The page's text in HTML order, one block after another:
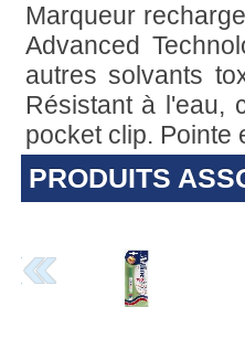
Marqueur
Advanced
autres solvants
Résistant à l'eau,
pocket clip. Pointe
PRODUITS